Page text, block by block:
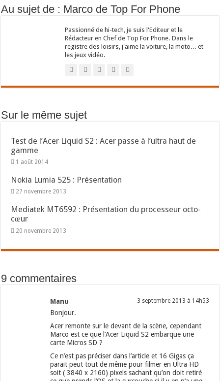
Au sujet de : Marco de Top For Phone
Passionné de hi-tech, je suis l'Editeur et le
Rédacteur en Chef de Top For Phone. Dans le
registre des loisirs, j'aime la voiture, la moto... et
les jeux vidéo.
Sur le même sujet
Test de l’Acer Liquid S2 : Acer passe à l’ultra haut de
gamme
1 août 2014
Nokia Lumia 525 : Présentation
27 novembre 2013
Mediatek MT6592 : Présentation du processeur octo-
cœur
20 novembre 2013
9 commentaires
Manu 3 septembre 2013 à 14h53
Bonjour.
Acer remonte sur le devant de la scène, cependant
Marco est ce que l’Acer Liquid S2 embarque une
carte Micros SD ?
Ce n’est pas préciser dans l’article et 16 Gigas ça
parait peut tout de même pour filmer en Ultra HD
soit ( 3840 x 2160) pixels sachant qu’on doit retiré